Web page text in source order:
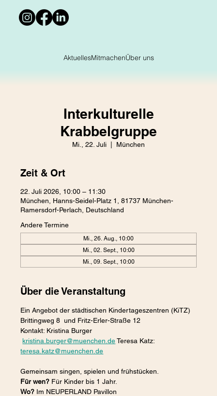
AktuellesMitmachenÜber uns
Interkulturelle
Krabbelgruppe
Mi., 22. Juli
  |
München
Zeit & Ort
22. Juli 2026, 10:00 – 11:30
München, Hanns-Seidel-Platz 1, 81737 München-
Ramersdorf-Perlach, Deutschland
Andere Termine
Mi., 26. Aug., 10:00
Mi., 02. Sept., 10:00
Mi., 09. Sept., 10:00
Über die Veranstaltung
Ein Angebot der städtischen Kindertageszentren (KiTZ)
Brittingweg 8  und Fritz-Erler-Straße 12
Kontakt: Kristina Burger
kristina.burger@muenchen.de Teresa Katz:
teresa.katz@muenchen.de
Gemeinsam singen, spielen und frühstücken.
Für wen? Für Kinder bis 1 Jahr.
Wo? Im NEUPERLAND Pavillon